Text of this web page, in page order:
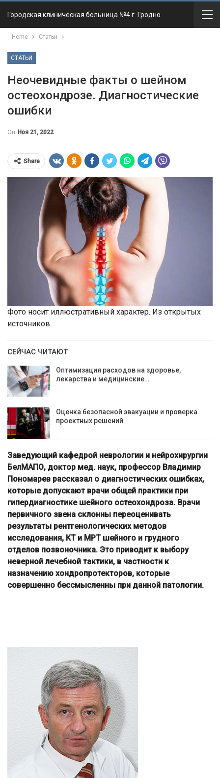
Городская клиническая больница №4 г. Гродно
Home Статьи
СТАТЬИ
Неочевидные факты о шейном
остеохондрозе. Диагностические
ошибки
On Ноя 21, 2022
Share
Фото носит иллюстративный характер. Из открытых
источников.
СЕЙЧАС ЧИТАЮТ
Оптимизация расходов на здоровье,
лекарства и медицинские…
Оценка безопасной эвакуации и проверка
проектных решений
Заведующий кафедрой неврологии и нейрохирургии
БелМАПО, доктор мед. наук, профессор Владимир
Пономарев рассказал о диагностических ошибках,
которые допускают врачи общей практики при
гипердиагностике шейного остеохондроза. Врачи
первичного звена склонны переоценивать
результаты рентгенологических методов
исследования, КТ и МРТ шейного и грудного
отделов позвоночника. Это приводит к выбору
неверной лечебной тактики, в частности к
назначению хондропротекторов, которые
совершенно бессмысленны при данной патологии.